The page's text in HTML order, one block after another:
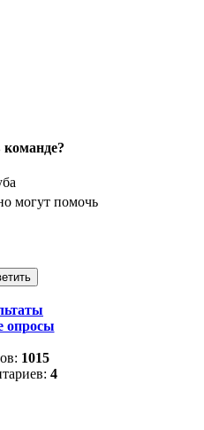
могут помочь
опросы
1015
4